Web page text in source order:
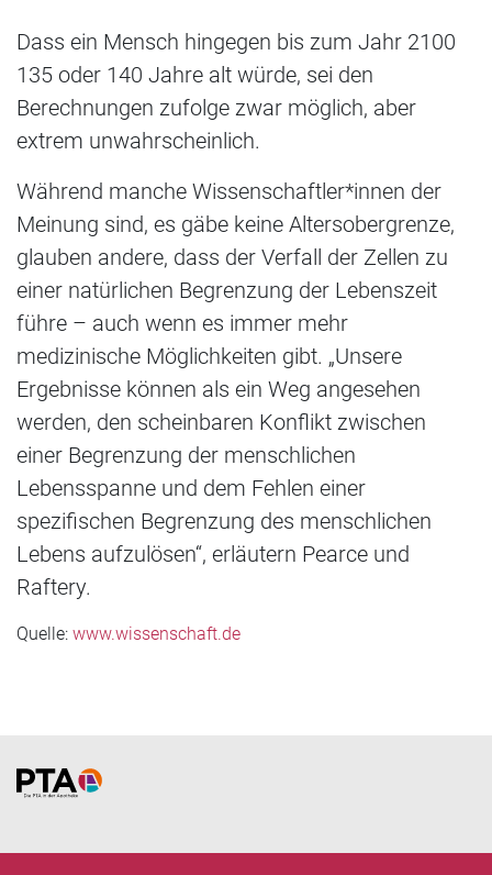
Dass ein Mensch hingegen bis zum Jahr 2100
135 oder 140 Jahre alt würde, sei den
Berechnungen zufolge zwar möglich, aber
extrem unwahrscheinlich.
Während manche Wissenschaftler*innen der
Meinung sind, es gäbe keine Altersobergrenze,
glauben andere, dass der Verfall der Zellen zu
einer natürlichen Begrenzung der Lebenszeit
führe – auch wenn es immer mehr
medizinische Möglichkeiten gibt. „Unsere
Ergebnisse können als ein Weg angesehen
werden, den scheinbaren Konflikt zwischen
einer Begrenzung der menschlichen
Lebensspanne und dem Fehlen einer
spezifischen Begrenzung des menschlichen
Lebens aufzulösen“, erläutern Pearce und
Raftery.
Quelle: www.wissenschaft.de
Home